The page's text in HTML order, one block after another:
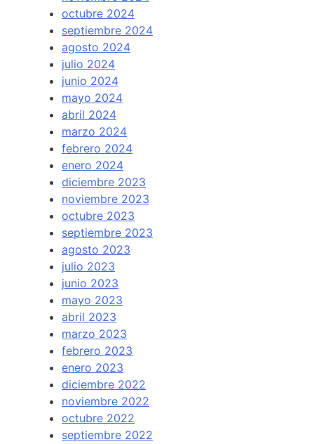
octubre 2024
septiembre 2024
agosto 2024
julio 2024
junio 2024
mayo 2024
abril 2024
marzo 2024
febrero 2024
enero 2024
diciembre 2023
noviembre 2023
octubre 2023
septiembre 2023
agosto 2023
julio 2023
junio 2023
mayo 2023
abril 2023
marzo 2023
febrero 2023
enero 2023
diciembre 2022
noviembre 2022
octubre 2022
septiembre 2022